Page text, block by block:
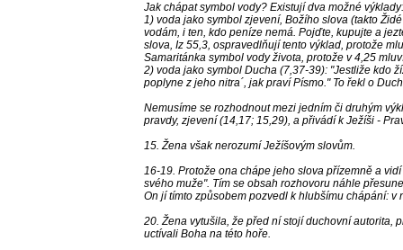
Jak chápat symbol vody? Existují dva možné výklady:
1) voda jako symbol zjevení, Božího slova (takto
vodám, i ten, kdo peníze nemá. Pojďte, kupujte a
slova, Iz 55,3, ospravedlňují tento výklad, protože
Samaritánka symbol vody života, protože v 4,25
2) voda jako symbol Ducha (7,37-39): "Jestliže kdo
poplyne z jeho nitra´, jak praví Písmo." To řekl o
Nemusíme se rozhodnout mezi jedním či druhým
pravdy, zjevení (14,17; 15,29), a přivádí k Ježíši -
15. Žena však nerozumí Ježíšovým slovům.
16-19. Protože ona chápe jeho slova přízemně a
svého muže". Tím se obsah rozhovoru náhle
On jí tímto způsobem pozvedl k hlubšímu chápání:
20. Žena vytušila, že před ní stojí duchovní autorita,
uctívali Boha na této hoře.